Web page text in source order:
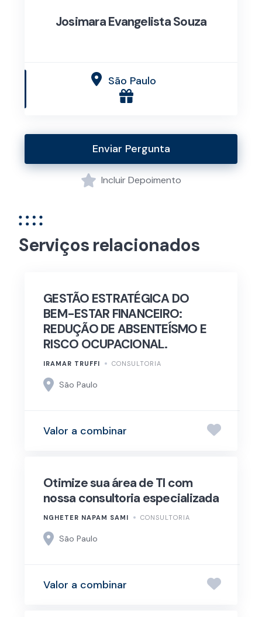
Josimara Evangelista Souza
São Paulo
Enviar Pergunta
Incluir Depoimento
Serviços relacionados
GESTÃO ESTRATÉGICA DO
BEM-ESTAR FINANCEIRO:
REDUÇÃO DE ABSENTEÍSMO E
RISCO OCUPACIONAL.
IRAMAR TRUFFI CONSULTORIA
São Paulo
Valor a combinar
Otimize sua área de TI com
nossa consultoria especializada
NGHETER NAPAM SAMI CONSULTORIA
São Paulo
Valor a combinar